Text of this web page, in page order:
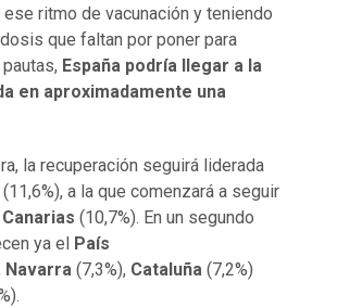
ese ritmo de vacunación y teniendo
que faltan por poner para
España podría llegar a la
en aproximadamente una
la recuperación seguirá liderada
(11,6%), a la que comenzará a seguir
Canarias(10,7%). En un segundo
ya el País
Navarra (7,3%), Cataluña (7,2%)